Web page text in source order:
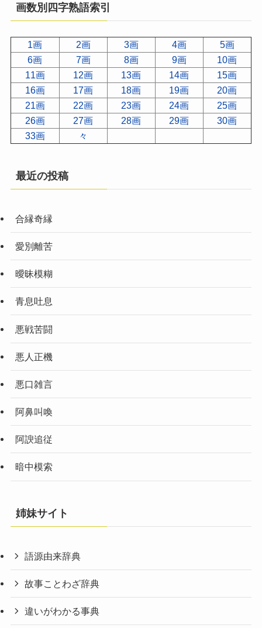
画数別四字熟語索引
1画 2画 3画 4画
5画
6画
7画 8画 9画
10画
11画
12画 13画 14画
15画
16画
17画 18画 19画
20画
21画
22画 23画 24画
25画
26画
27画 28画 29画
30画
33画
々
最近の投稿
合縁奇縁
愛別離苦
曖昧模糊
青息吐息
悪戦苦闘
悪人正機
悪口雑言
阿鼻叫喚
阿諛追従
暗中模索
姉妹サイト
語源由来辞典
故事ことわざ辞典
違いがわかる事典